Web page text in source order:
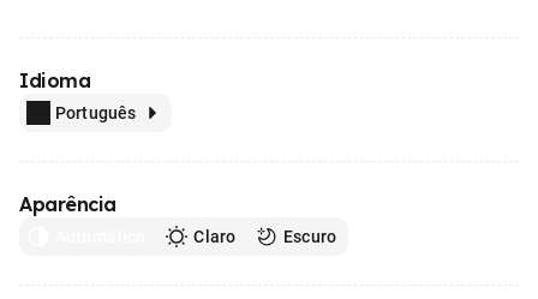
Idioma
Português
Aparência
Claro Escuro